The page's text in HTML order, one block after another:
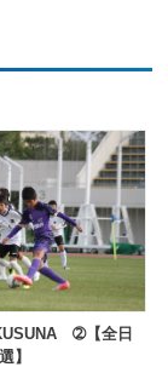
➁【全日
】